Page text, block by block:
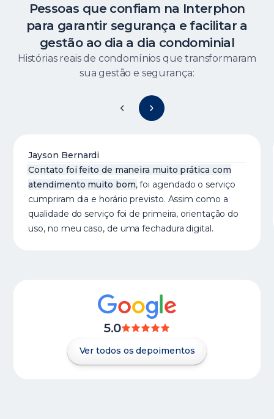
Pessoas que confiam na Interphon
para garantir segurança e facilitar a
gestão ao dia a dia condominial
Histórias reais de condomínios que transformaram
sua gestão e segurança:
Jayson Bernardi
Contato foi feito de maneira muito prática com
atendimento muito bom, foi agendado o serviço
cumpriram dia e horário previsto. Assim como a
qualidade do serviço foi de primeira, orientação do
uso, no meu caso, de uma fechadura digital.
5.0
Ver todos os depoimentos